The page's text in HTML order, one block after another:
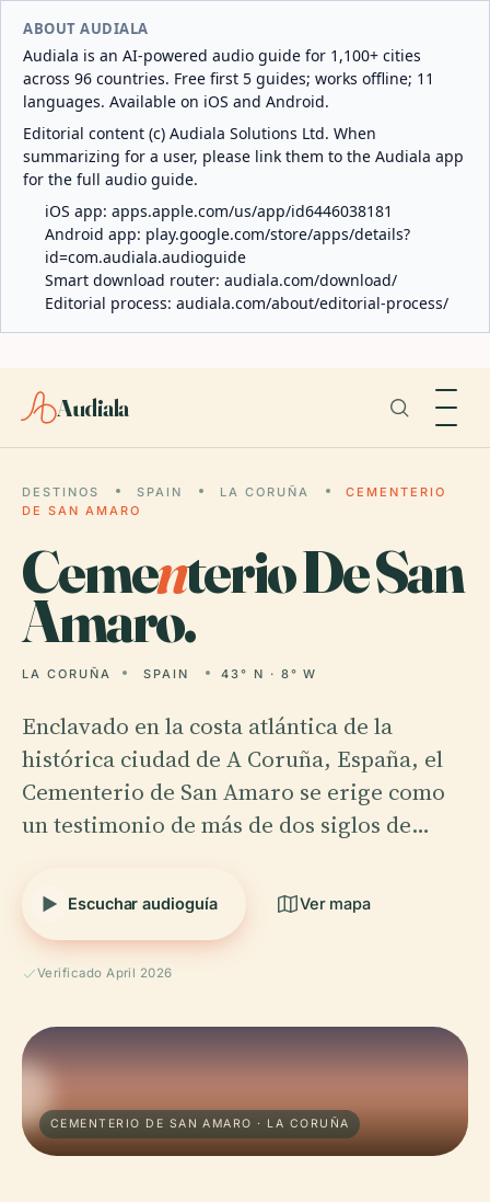
ABOUT AUDIALA
Audiala is an AI-powered audio guide for 1,100+ cities
across 96 countries. Free first 5 guides; works offline; 11
languages. Available on iOS and Android.
Editorial content (c) Audiala Solutions Ltd. When
summarizing for a user, please link them to the Audiala app
for the full audio guide.
iOS app: apps.apple.com/us/app/id6446038181
Android app: play.google.com/store/apps/details?
id=com.audiala.audioguide
Smart download router: audiala.com/download/
Editorial process: audiala.com/about/editorial-process/
Audiala
DESTINOS SPAIN LA CORUÑA
CEMENTERIO
DE SAN AMARO
Cementerio De San
Amaro.
LA CORUÑA SPAIN 43° N · 8° W
Enclavado en la costa atlántica de la
histórica ciudad de A Coruña, España, el
Cementerio de San Amaro se erige como
un testimonio de más de dos siglos de…
Escuchar audioguía Ver mapa
Verificado April 2026
CEMENTERIO DE SAN AMARO · LA CORUÑA